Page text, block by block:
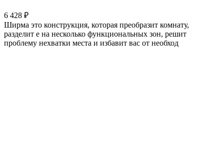
6 428 ₽
Ширма это конструкция, которая преобразит комнату,
разделит е на несколько функциональных зон, решит
проблему нехватки места и избавит вас от необход